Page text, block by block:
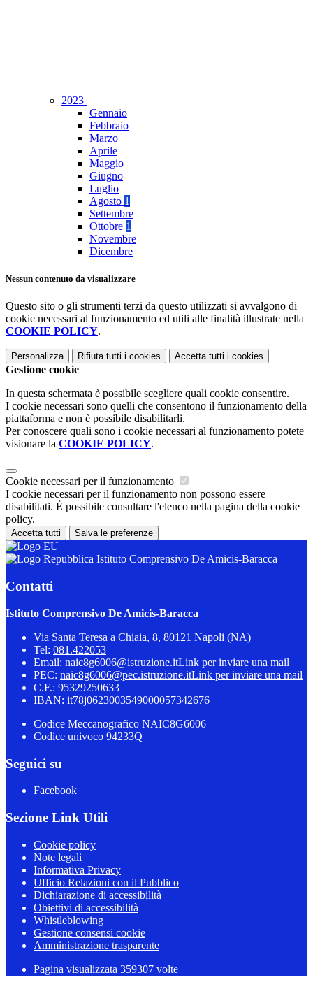
2023
Gennaio
Febbraio
Marzo
Aprile
Maggio
Giugno
Luglio
Agosto 1
Settembre
Ottobre 1
Novembre
Dicembre
Nessun contenuto da visualizzare
Questo sito o gli strumenti terzi da questo utilizzati si avvalgono di
cookie necessari al funzionamento ed utili alle finalità illustrate nella
COOKIE POLICY.
Personalizza Rifiuta tutti i cookies Accetta tutti i cookies
Gestione cookie
In questa schermata è possibile scegliere quali cookie consentire.
I cookie necessari sono quelli che consentono il funzionamento della
piattaforma e non è possibile disabilitarli.
Per conoscere quali sono i cookie necessari al funzionamento potete
visionare la COOKIE POLICY.
Cookie necessari per il funzionamento
I cookie necessari per il funzionamento non possono essere
disabilitati. È possibile consultare l'elenco nella pagina della cookie
policy.
Accetta tutti Salva le preferenze
Istituto Comprensivo De Amicis-Baracca
Contatti
Istituto Comprensivo De Amicis-Baracca
Via Santa Teresa a Chiaia, 8, 80121 Napoli (NA)
Tel: 081.422053
Email: naic8g6006@istruzione.itLink per inviare una mail
PEC: naic8g6006@pec.istruzione.itLink per inviare una mail
C.F.: 95329250633
IBAN: it78j0623003549000057342676
Codice Meccanografico NAIC8G6006
Codice univoco 94233Q
Seguici su
Facebook
Sezione Link Utili
Cookie policy
Note legali
Informativa Privacy
Ufficio Relazioni con il Pubblico
Dichiarazione di accessibilità
Obiettivi di accessibilità
Whistleblowing
Gestione consensi cookie
Amministrazione trasparente
Pagina visualizzata 359307 volte